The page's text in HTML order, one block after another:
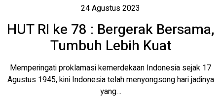
24 Agustus 2023
HUT RI ke 78 : Bergerak Bersama,
Tumbuh Lebih Kuat
Memperingati proklamasi kemerdekaan Indonesia sejak 17
Agustus 1945, kini Indonesia telah menyongsong hari jadinya
yang…